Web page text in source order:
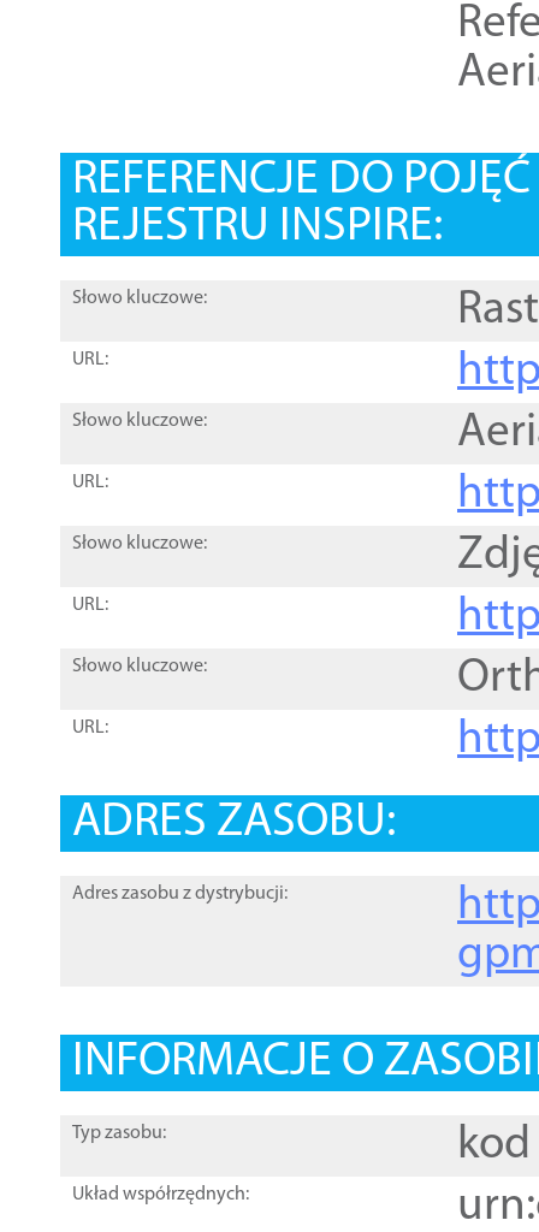
REFERENCJE DO
REJESTRU INSPIRE:
Słowo kluczowe:
URL:
Słowo kluczowe:
URL:
Słowo kluczowe:
URL:
Słowo kluczowe:
URL:
ADRES ZASOBU:
Adres zasobu z dystrybucji:
INFORMACJE O
Typ zasobu: kod
Układ współrzędnych: